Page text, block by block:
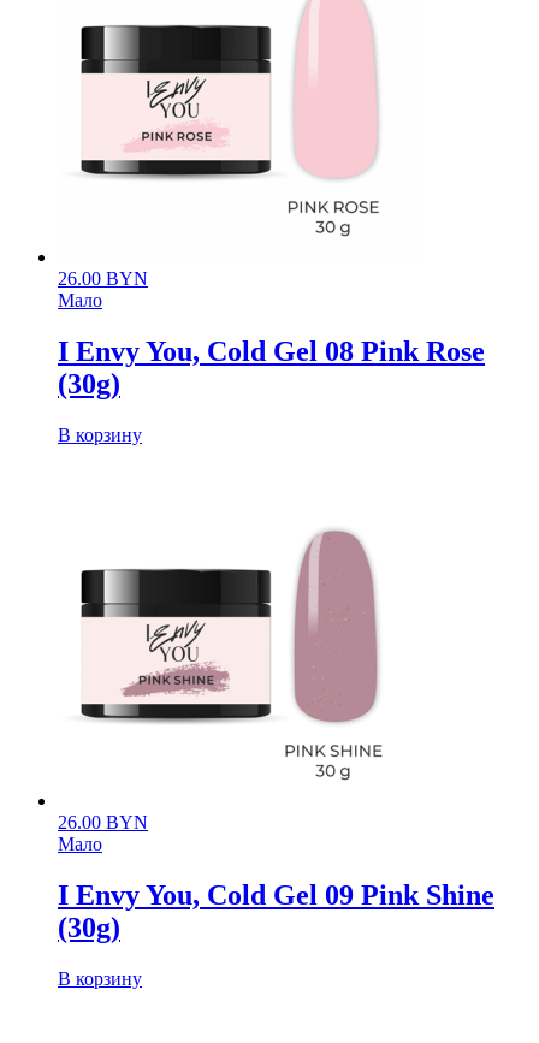
26.00 BYN
Мало
I Envy You, Cold Gel 08 Pink Rose
(30g)
В корзину
26.00 BYN
Мало
I Envy You, Cold Gel 09 Pink Shine
(30g)
В корзину